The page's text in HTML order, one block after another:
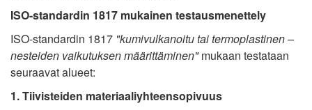
ISO-standardin 1817 mukainen testausmenettely
ISO-standardin 1817 "kumivulkanoitu tai termoplastinen –
nesteiden vaikutuksen määrittäminen"mukaan testataan
seuraavat alueet:
1. Tiivisteiden materiaaliyhteensopivuus